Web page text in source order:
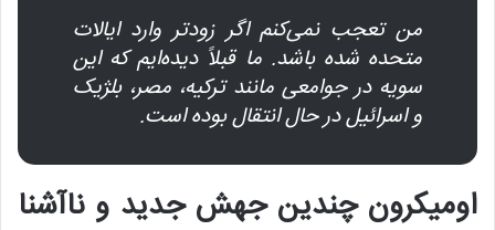
من تعجب نمی‌کنم اگر زودتر وارد ایالات
متحده شده باشد. ما قبلاً دیده‌ایم که این
سویه در جوامعی مانند ترکیه، مصر، بلژیک
و اسرائیل در حال انتقال بوده است.
اومیکرون چندین جهش جدید و ناآشنا